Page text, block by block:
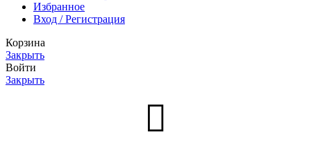
Избранное
Вход / Регистрация
Корзина
Закрыть
Войти
Закрыть